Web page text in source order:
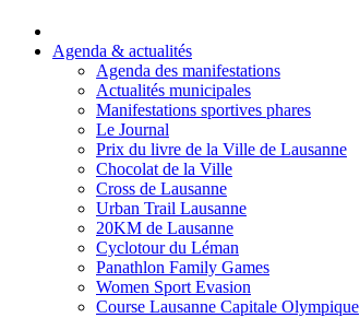
Agenda & actualités
Agenda des manifestations
Actualités municipales
Manifestations sportives phares
Le Journal
Prix du livre de la Ville de Lausanne
Chocolat de la Ville
Cross de Lausanne
Urban Trail Lausanne
20KM de Lausanne
Cyclotour du Léman
Panathlon Family Games
Women Sport Evasion
Course Lausanne Capitale Olympique